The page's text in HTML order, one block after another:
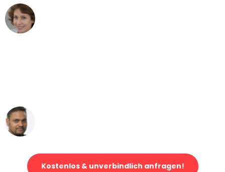
Kostenlos & unverbindlich anfragen!